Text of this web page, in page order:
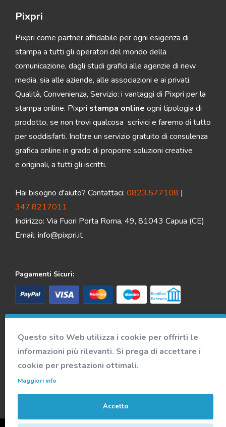
Questo sito Web utilizza i cookie per offrirti le
informazioni più rilevanti. Si prega di accettare i
cookie per prestazioni ottimali.
Maggiori info
Accetto
Pixpri
Pixpri come partner affidabile per ogni esigenza di
stampa a tutti gli operatori del mondo della
comunicazione, dagli studi grafici alle agenzie di new
media, sia alle aziende, alle associazioni e ai privati.
Qualità, Convenienza, Servizio: i vantaggi di Pixpri per la
stampa online. Pixpri stampa online ogni tipologia di
prodotto, se non trovi qualcosa scrivici e faremo di tutto
per soddisfarti. Inoltre un servizio gratuito di consulenza
grafica online in grado di proporre soluzioni creative
e originali, a tutti gli iscritti.
Hai bisogno d'aiuto? Contattaci: 0823.577108 |
347.8217011
Indirizzo: Via Fuori Porta Roma, 49, 81043 Capua (CE)
Email: info@pixpri.it
Pagamenti Sicuri:
Spedizione veloce e sicura:
Accedi alla nostra community